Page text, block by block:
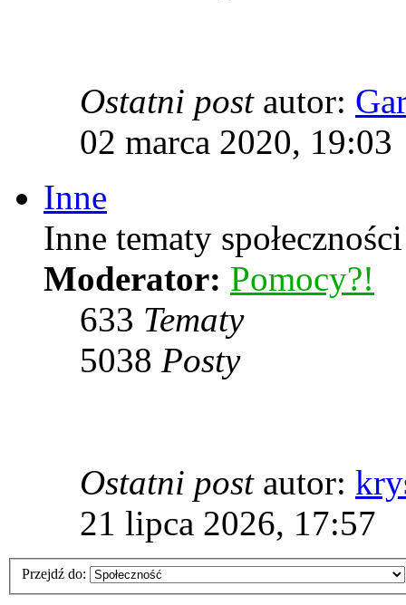
Ostatni postautor:
02 marca 2020, 19:03
Inne
Inne tematy
Moderator: Pomocy?!
633 Tematy
5038 Posty
Ostatni postautor:
21 lipca 2026, 17:57
Przejdź do: